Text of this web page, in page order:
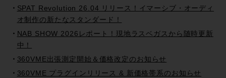
SPAT Revolution 26.04 リリース！イマーシブ・オーディ
オ制作の新たなスタンダード！
NAB SHOW 2026レポート！現地ラスベガスから随時更新
中！
360VME出張測定開始＆価格改定のお知らせ
360VME プラグインリリース & 新価格帯系のお知らせ